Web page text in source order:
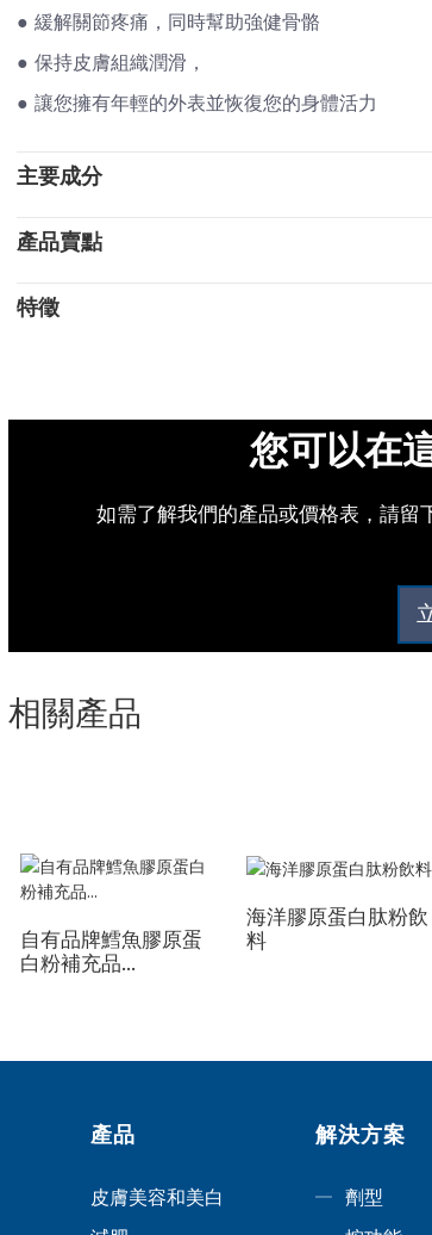
● 緩解關節疼痛，同時幫助強健骨骼
● 保持皮膚組織潤滑，
● 讓您擁有年輕的外表並恢復您的身體活力
主要成分
產品賣點
特徵
您可以在
如需了解我們的產品或價格表，請
相關產品
自有品牌鱈魚膠原蛋
白粉補充品...
海洋膠原蛋白肽粉飲
料
產品
皮膚美容和美白
解決方案
劑型